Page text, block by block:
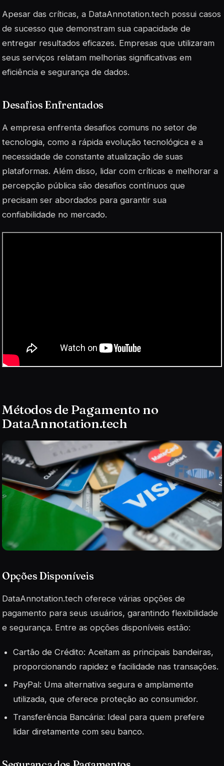
Apesar das críticas, a DataAnnotation.tech possui casos
de sucesso que demonstram sua capacidade de
entregar resultados eficazes. Empresas que utilizaram
seus serviços relatam melhorias significativas em
eficiência e segurança de dados.
Desafios Enfrentados
A empresa enfrenta desafios comuns no setor de
tecnologia, como a rápida evolução tecnológica e a
necessidade de constante atualização de suas
plataformas. Além disso, lidar com críticas e melhorar a
percepção pública são desafios contínuos que
precisam ser abordados para garantir sua
confiabilidade no mercado.
Métodos de Pagamento no
DataAnnotation.tech
Opções Disponíveis
DataAnnotation.tech oferece várias opções de
pagamento para seus usuários, garantindo flexibilidade
e segurança. Entre as opções disponíveis estão:
Cartão de Crédito: Aceitam as principais bandeiras,
proporcionando rapidez e facilidade nas transações.
PayPal: Uma alternativa segura e amplamente
utilizada, que oferece proteção ao consumidor.
Transferência Bancária: Ideal para quem prefere
lidar diretamente com seu banco.